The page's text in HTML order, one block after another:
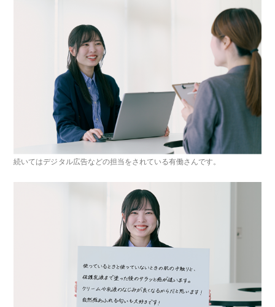
続いてはデジタル広告などの担当をされている有働さんです。